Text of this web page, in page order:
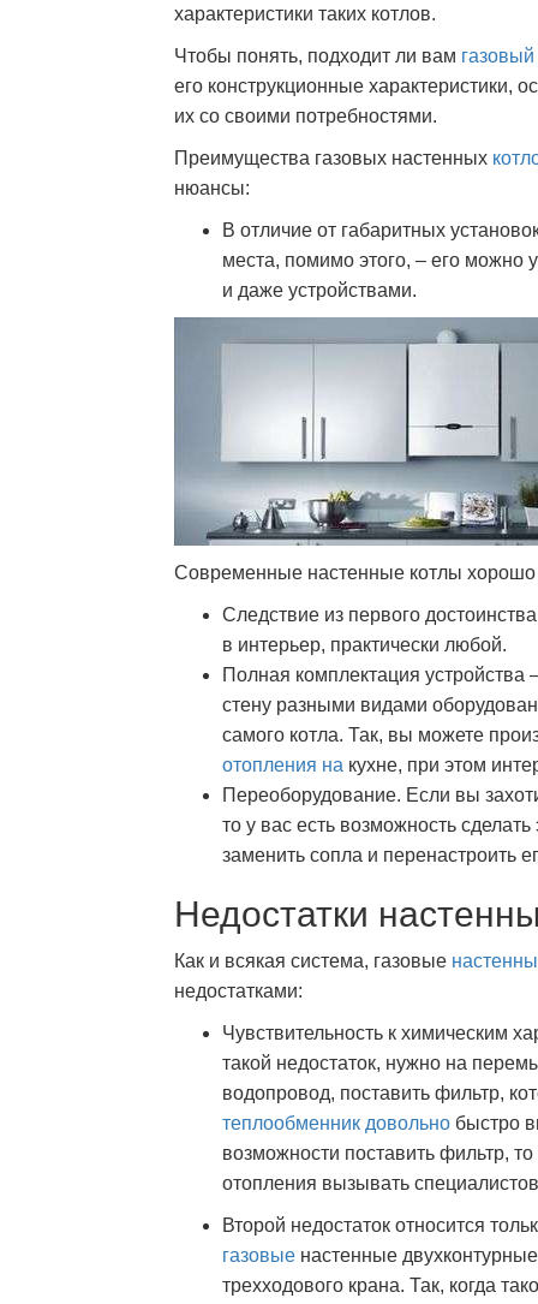
характеристики таких котлов.
Чтобы понять, подходит ли вам газовый
его конструкционные характеристики,
их со своими потребностями.
Преимущества газовых настенных
нюансы:
В отличие от габаритных
места, помимо этого, – его можно
и даже устройствами.
Современные настенные котлы
Следствие из первого
в интерьер, практически любой.
Полная комплектация устройства
стену разными видами
самого котла. Так, вы можете
отопления на кухне, при этом
Переоборудование. Если вы
то у вас есть возможность
заменить сопла и перенастроить
Недостатки
Как и всякая система, газовые
недостатками:
Чувствительность к химическим
такой недостаток, нужно на
водопровод, поставить фильтр,
теплообменник довольно быстро
возможности поставить фильтр,
отопления вызывать
Второй недостаток относится
газовые настенные
трехходового крана. Так, когда